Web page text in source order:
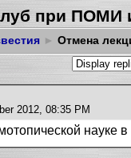
при ПОМИ
► Отмена
2012, 08:35 PM
науке